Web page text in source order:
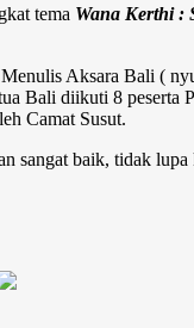
tema Wana Kerthi :
Aksara Bali (
Bali diikuti 8
Camat Susut.
sangat baik, tidak